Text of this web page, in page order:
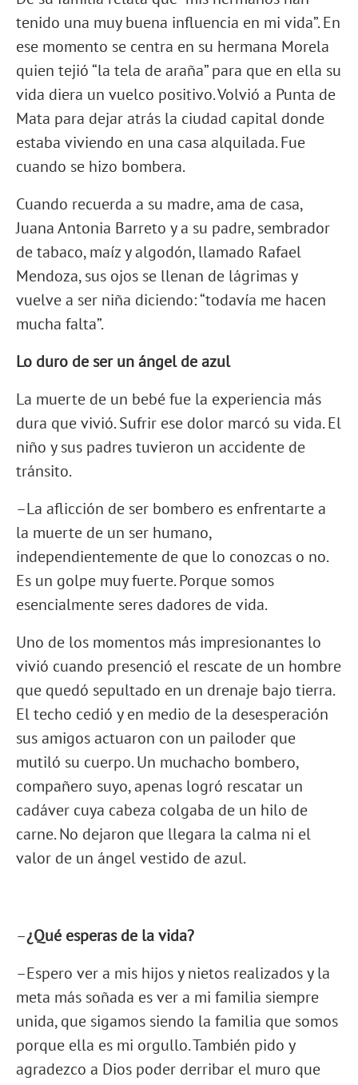
tenido una muy buena influencia en mi vida”. En
ese momento se centra en su hermana Morela
quien tejió “la tela de araña” para que en ella su
vida diera un vuelco positivo. Volvió a Punta de
Mata para dejar atrás la ciudad capital donde
estaba viviendo en una casa alquilada. Fue
cuando se hizo bombera.
Cuando recuerda a su madre, ama de casa,
Juana Antonia Barreto y a su padre, sembrador
de tabaco, maíz y algodón, llamado Rafael
Mendoza, sus ojos se llenan de lágrimas y
vuelve a ser niña diciendo: “todavía me hacen
mucha falta”.
Lo duro de ser un ángel de azul
La muerte de un bebé fue la experiencia más
dura que vivió. Sufrir ese dolor marcó su vida. El
niño y sus padres tuvieron un accidente de
tránsito.
–La aflicción de ser bombero es enfrentarte a
la muerte de un ser humano,
independientemente de que lo conozcas o no.
Es un golpe muy fuerte. Porque somos
esencialmente seres dadores de vida.
Uno de los momentos más impresionantes lo
vivió cuando presenció el rescate de un hombre
que quedó sepultado en un drenaje bajo tierra.
El techo cedió y en medio de la desesperación
sus amigos actuaron con un pailoder que
mutiló su cuerpo. Un muchacho bombero,
compañero suyo, apenas logró rescatar un
cadáver cuya cabeza colgaba de un hilo de
carne. No dejaron que llegara la calma ni el
valor de un ángel vestido de azul.
–¿Qué esperas de la vida?
–Espero ver a mis hijos y nietos realizados y la
meta más soñada es ver a mi familia siempre
unida, que sigamos siendo la familia que somos
porque ella es mi orgullo. También pido y
agradezco a Dios poder derribar el muro que